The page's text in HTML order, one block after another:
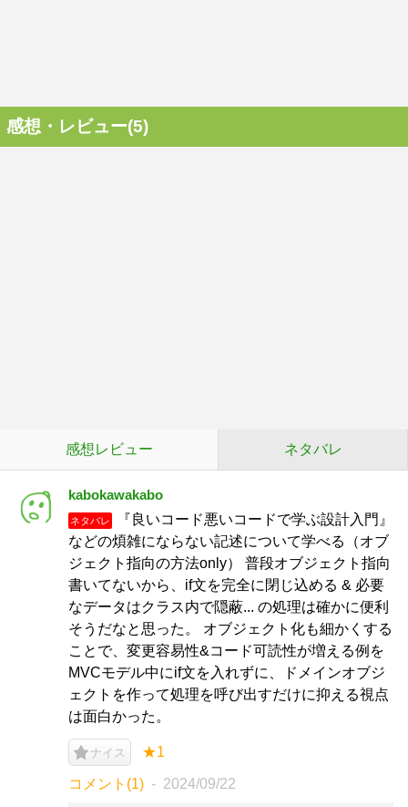
感想・レビュー(5)
感想レビュー ネタバレ
kabokawakabo
ネタバレ
『良いコード悪いコードで学ぶ設計入門』
などの煩雑にならない記述について学べる（オブ
ジェクト指向の方法only） 普段オブジェクト指向
書いてないから、if文を完全に閉じ込める & 必要
なデータはクラス内で隠蔽... の処理は確かに便利
そうだなと思った。 オブジェクト化も細かくする
ことで、変更容易性&コード可読性が増える例を
MVCモデル中にif文を入れずに、ドメインオブジ
ェクトを作って処理を呼び出すだけに抑える視点
は面白かった。
ナイス ★1
コメント(1) 2024/09/22